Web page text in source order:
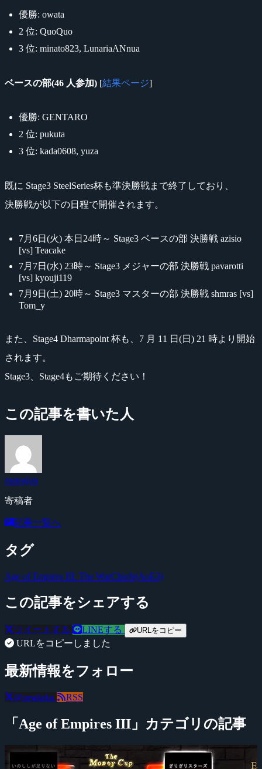
優勝: owata
2 位: QuoQuo
3 位: minato823, LunariaANnua
ベースの部(46 人参加) [結果ページ]
優勝: GENTARO
2 位: pukuta
3 位: kada0608, yuza
既に Stage3 SteelSeries杯も準決勝戦まで終了しており、
決勝戦が以下の日程で開催されます。
7月6日(火) 本日24時～ Stage3 ベースの部 決勝戦 azisio
[vs] Teacake
7月7日(水) 23時～ Stage3 メジャーの部 決勝戦 pavarotti
[vs] kyouji119
7月9日(土) 20時～ Stage3 マスターの部 決勝戦 shmras [vs]
Tom_y
また、Stage4 Dharmapoint 杯も、7 月 11 日(日) 21 時より開始
されます。
Stage3、Stage4もご期待ください！
この記事を書いた人
matsujun
寄稿者
記事一覧へ
タグ
Age of Empires III: The WarChiefs(AoE3)
この記事をシェアする
ツイートする LINEする URLをコピー
URLをコピーしました
最新情報をフォロー
@negitaku RSS
「Age of Empires III」カテゴリの記事